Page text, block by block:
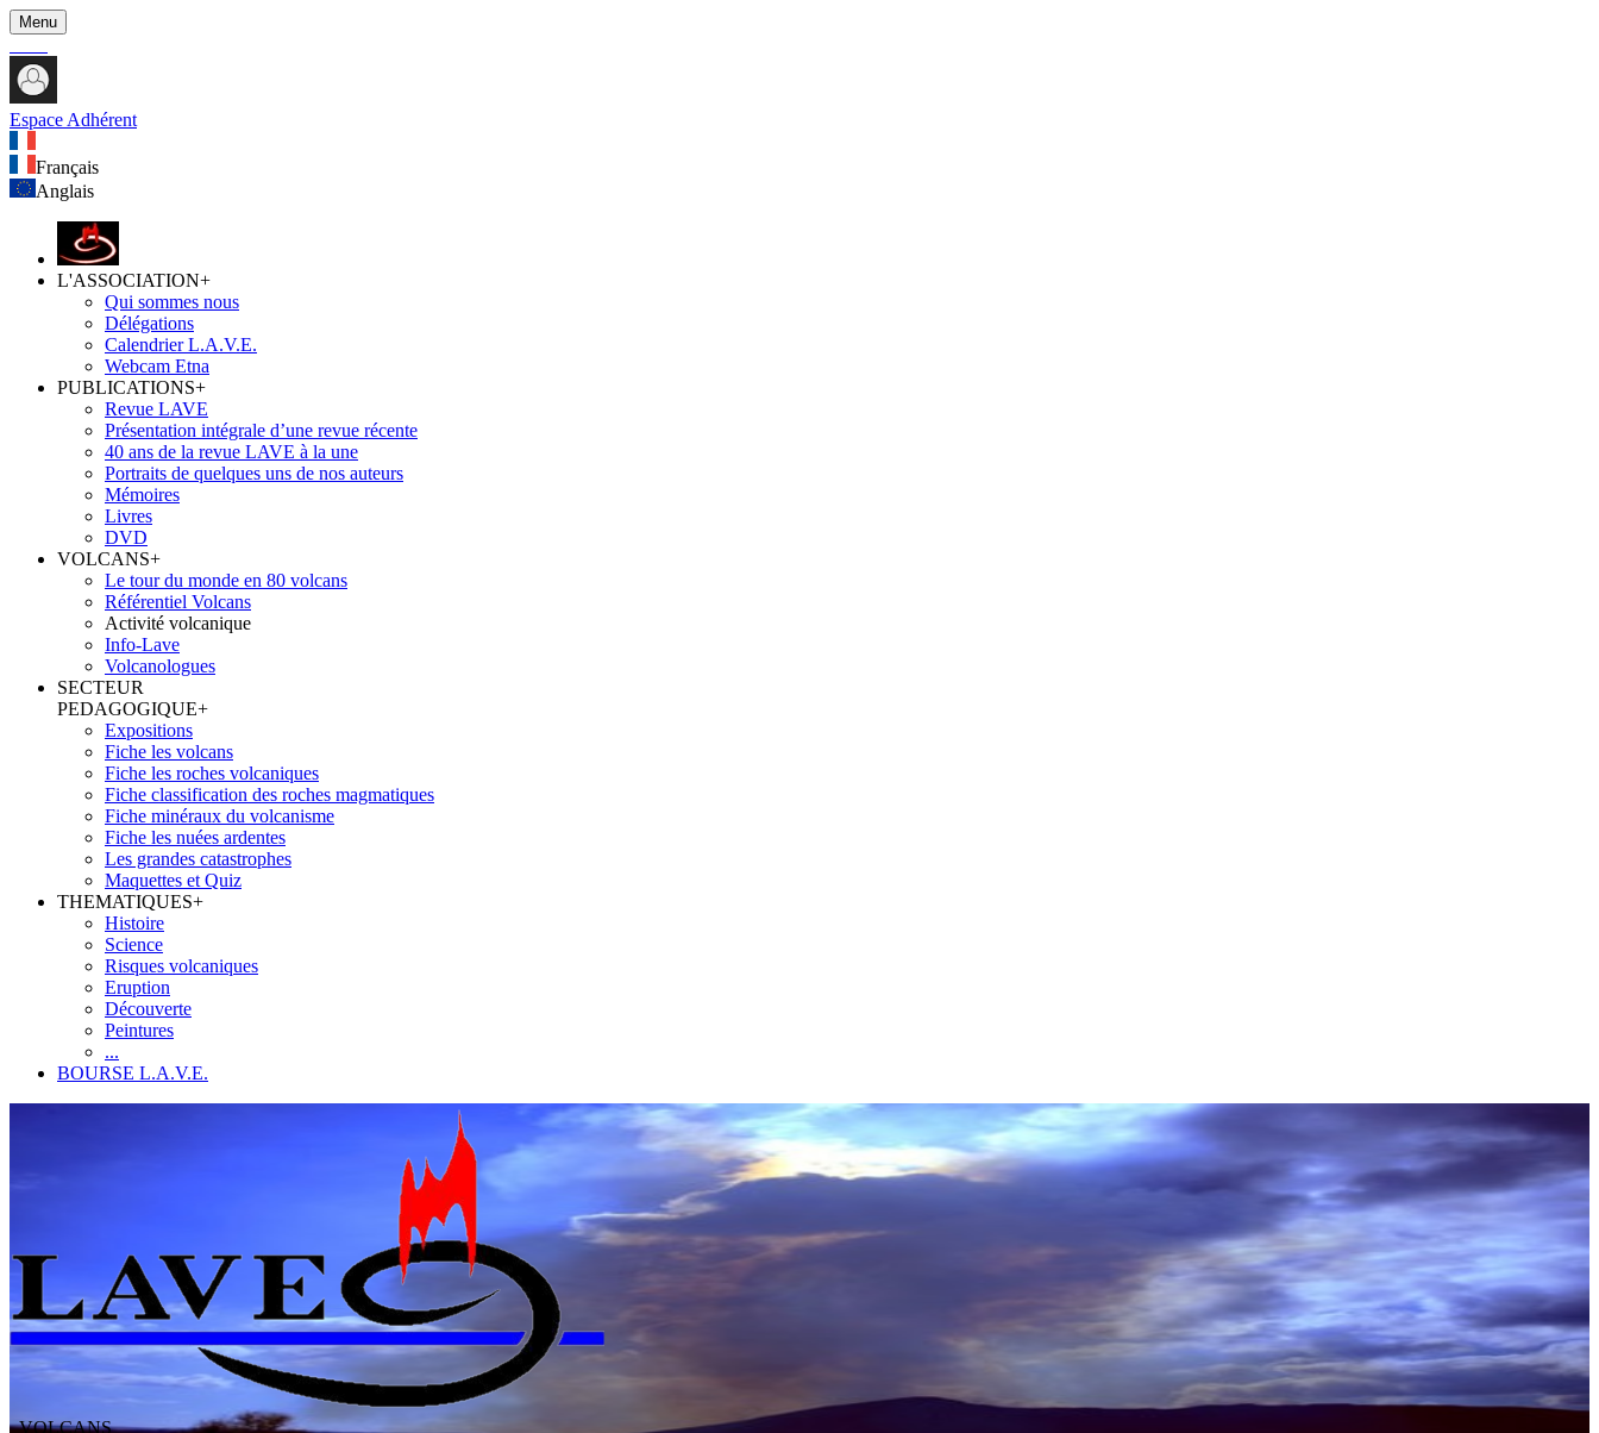
Menu
Espace Adhérent
Français
Anglais
L'ASSOCIATION+
Qui sommes nous
Délégations
Calendrier L.A.V.E.
Webcam Etna
PUBLICATIONS+
Revue LAVE
Présentation intégrale d’une revue récente
40 ans de la revue LAVE à la une
Portraits de quelques uns de nos auteurs
Mémoires
Livres
DVD
VOLCANS+
Le tour du monde en 80 volcans
Référentiel Volcans
Activité volcanique
Info-Lave
Volcanologues
SECTEUR
PEDAGOGIQUE+
Expositions
Fiche les volcans
Fiche les roches volcaniques
Fiche classification des roches magmatiques
Fiche minéraux du volcanisme
Fiche les nuées ardentes
Les grandes catastrophes
Maquettes et Quiz
THEMATIQUES+
Histoire
Science
Risques volcaniques
Eruption
Découverte
Peintures
...
BOURSE L.A.V.E.
VOLCANS